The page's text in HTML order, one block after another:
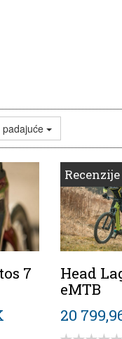
padajuće
7
Recenzije
Head
eMTB
20